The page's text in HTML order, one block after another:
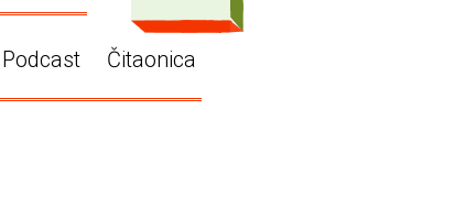
Podcast Čitaonica